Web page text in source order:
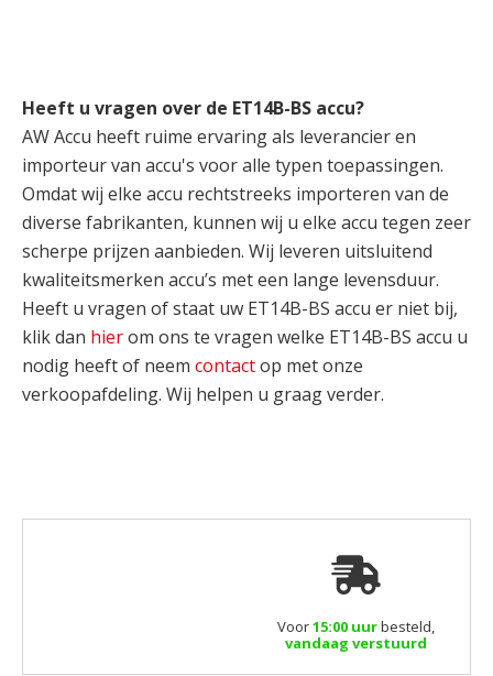
Heeft u vragen over de ET14B-BS accu?
AW Accu heeft ruime ervaring als leverancier en
importeur van accu's voor alle typen toepassingen.
Omdat wij elke accu rechtstreeks importeren van de
diverse fabrikanten, kunnen wij u elke accu tegen zeer
scherpe prijzen aanbieden. Wij leveren uitsluitend
kwaliteitsmerken accu’s met een lange levensduur.
Heeft u vragen of staat uw ET14B-BS accu er niet bij,
klik dan hierom ons te vragen welke ET14B-BS accu u
nodig heeft of neem contactop met onze
verkoopafdeling. Wij helpen u graag verder.
Voor15:00 uurbesteld,
vandaag verstuurd